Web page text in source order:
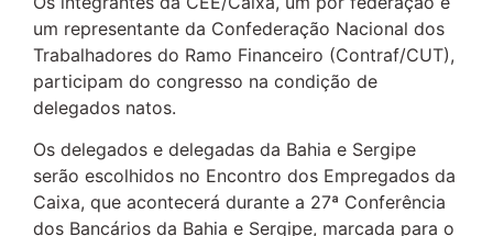
um representante da Confederação Nacional dos
Trabalhadores do Ramo Financeiro (Contraf/CUT),
participam do congresso na condição de
delegados natos.
Os delegados e delegadas da Bahia e Sergipe
serão escolhidos no Encontro dos Empregados da
Caixa, que acontecerá durante a 27ª Conferência
dos Bancários da Bahia e Sergipe, marcada para o